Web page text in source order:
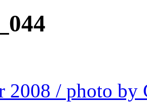
2008 / photo by